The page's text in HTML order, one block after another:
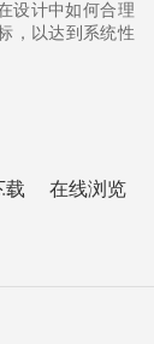
设计中如何合理
，以达到系统性
无源互调问题.pdf
载 在线浏览